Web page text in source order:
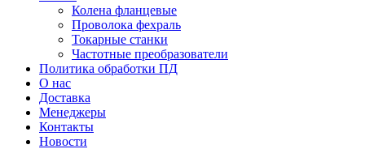
Колена фланцевые
Проволока фехраль
Токарные станки
Частотные преобразователи
Политика обработки ПД
О нас
Доставка
Менеджеры
Контакты
Новости